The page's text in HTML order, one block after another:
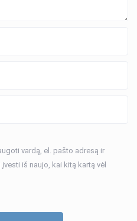
vardą, el. pašto adresą ir
iš naujo, kai kitą kartą vėl